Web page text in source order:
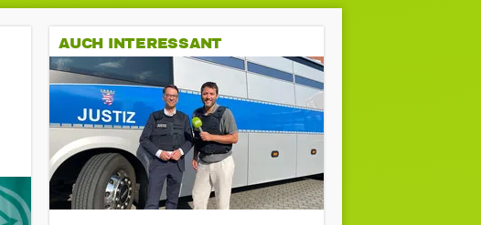
AUCH INTERESSANT